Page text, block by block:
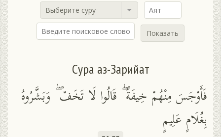
Выберите суру
Показать
Сура аз-Зарийат
فَأَوْجَسَ مِنْهُمْ خِيفَةً ۖ قَالُوا لَا تَخَفْ ۖ وَبَشَّرُوهُ
بِغُلَامٍ عَلِيمٍ